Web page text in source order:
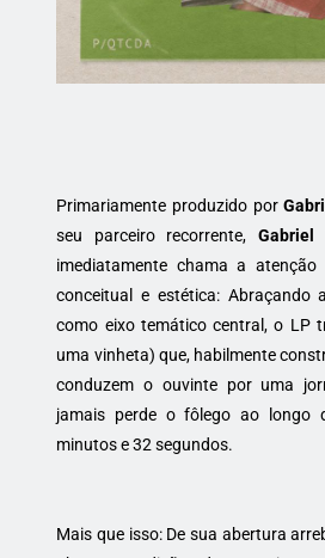
Primariamente produzido por
seu parceiro recorrente, Gabriel
imediatamente chama a
conceitual e estética: Abraçando
como eixo temático central, o LP
uma vinheta) que, habilmente
conduzem o ouvinte por uma
jamais perde o fôlego ao longo
minutos e 32 segundos.
Mais que isso: De sua abertura